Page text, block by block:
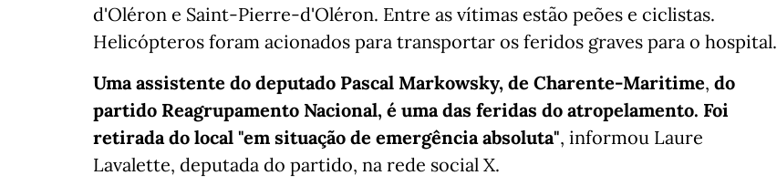
d'Oléron e Saint-Pierre-d'Oléron. Entre as vítimas estão peões e ciclistas.
Helicópteros foram acionados para transportar os feridos graves para o hospital.
Uma assistente do deputado Pascal Markowsky, de Charente-Maritime, do
partido Reagrupamento Nacional, é uma das feridas do atropelamento. Foi
retirada do local "em situação de emergência absoluta", informou Laure
Lavalette, deputada do partido, na rede social X.